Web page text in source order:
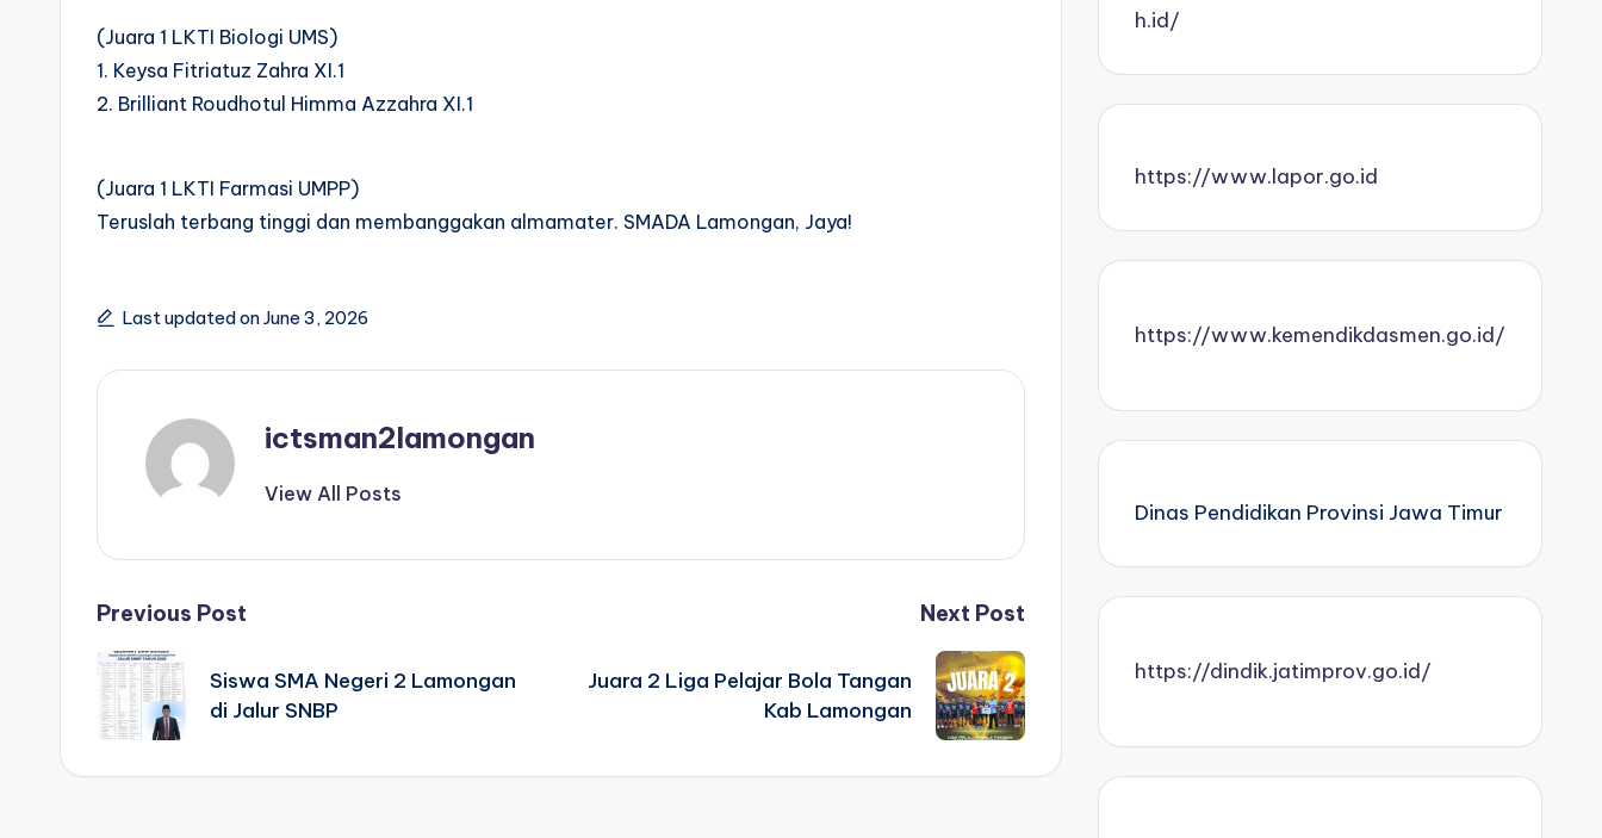
(Juara 1 LKTI Biologi UMS)
1. Keysa Fitriatuz Zahra XI.1
2. Brilliant Roudhotul Himma Azzahra XI.1
(Juara 1 LKTI Farmasi UMPP)
Teruslah terbang tinggi dan membanggakan almamater. SMADA Lamongan, Jaya!
Last updated on June 3, 2026
ictsman2lamongan
View All Posts
Post
navigation
Previous Post
Siswa SMA Negeri 2 Lamongan
di Jalur SNBP
Next Post
Juara 2 Liga Pelajar Bola Tangan
Kab Lamongan
h.id/
https://www.lapor.go.id
https://www.kemendikdasmen.go.id/
Dinas Pendidikan Provinsi Jawa Timur
https://dindik.jatimprov.go.id/